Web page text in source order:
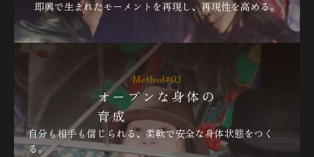
即興で生まれたモーメントを再現し、再現性を高める。
Method#03
オープンな身体の
育成
自分も相手も信じられる、柔軟で安全な身体状態をつく
る。